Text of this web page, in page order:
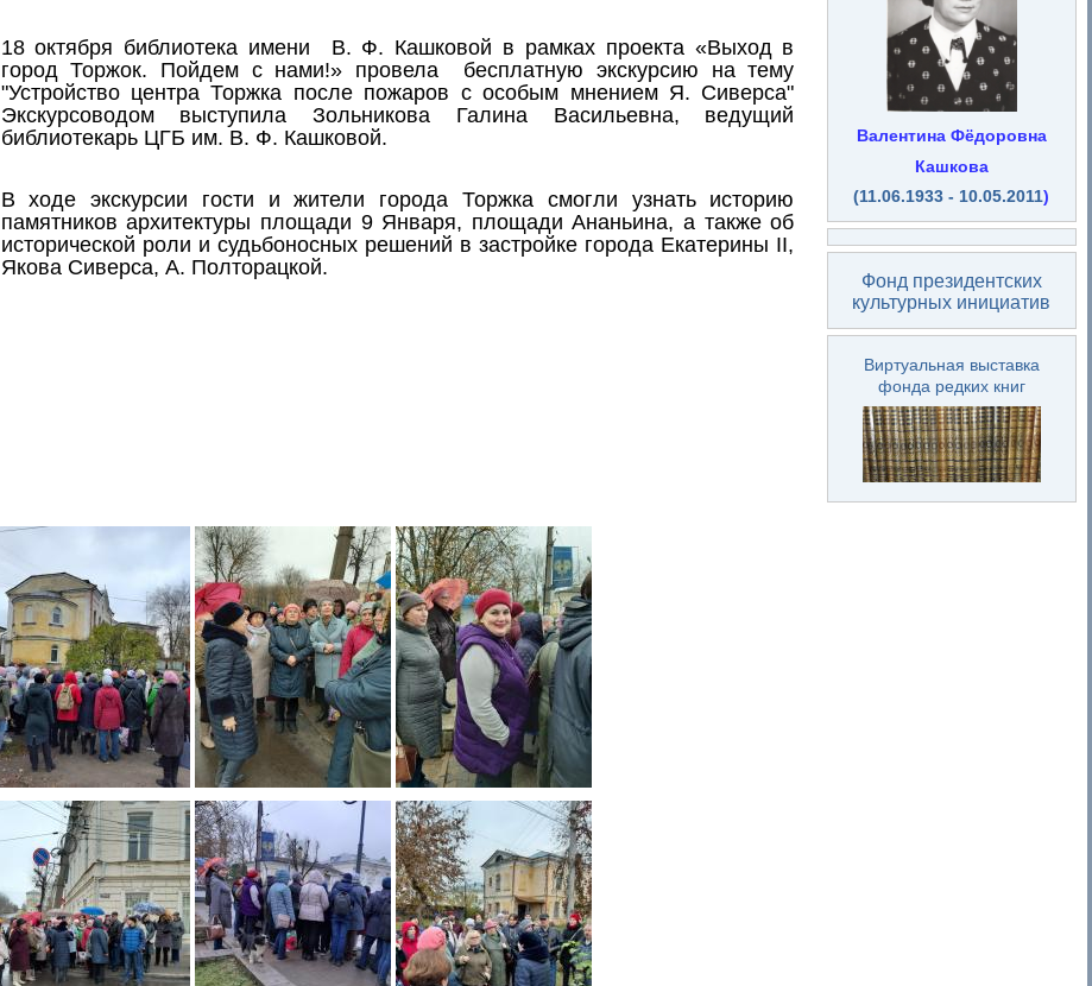
18 октября библиотека имени В. Ф. Кашковой в рамках проекта «Выход в
город Торжок. Пойдем с нами!» провела бесплатную экскурсию на тему
"Устройство центра Торжка после пожаров с особым мнением Я. Сиверса"
Экскурсоводом выступила Зольникова Галина Васильевна, ведущий
библиотекарь ЦГБ им. В. Ф. Кашковой.
В ходе экскурсии гости и жители города Торжка смогли узнать историю
памятников архитектуры площади 9 Января, площади Ананьина, а также об
исторической роли и судьбоносных решений в застройке города Екатерины II,
Якова Сиверса, А. Полторацкой.
Валентина Фёдоровна
Кашкова
(11.06.1933 - 10.05.2011)
Фонд президентских
культурных инициатив
Виртуальная выставка
фонда редких книг